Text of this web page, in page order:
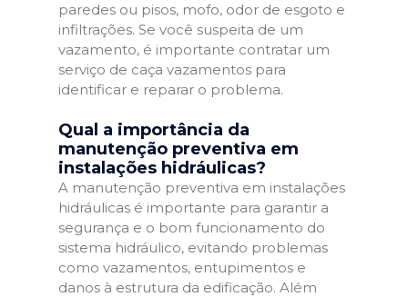
paredes ou pisos, mofo, odor de esgoto e
infiltrações. Se você suspeita de um
vazamento, é importante contratar um
serviço de caça vazamentos para
identificar e reparar o problema.
Qual a importância da
manutenção preventiva em
instalações hidráulicas?
A manutenção preventiva em instalações
hidráulicas é importante para garantir a
segurança e o bom funcionamento do
sistema hidráulico, evitando problemas
como vazamentos, entupimentos e
danos à estrutura da edificação. Além